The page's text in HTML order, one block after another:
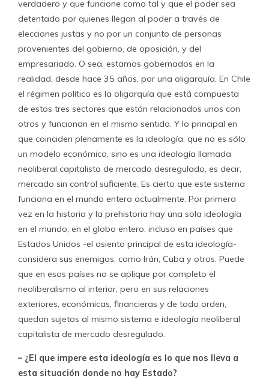
verdadero y que funcione como tal y que el poder sea
detentado por quienes llegan al poder a través de
elecciones justas y no por un conjunto de personas
provenientes del gobierno, de oposición, y del
empresariado. O sea, estamos gobernados en la
realidad, desde hace 35 años, por una oligarquía. En Chile
el régimen político es la oligarquía que está compuesta
de estos tres sectores que están relacionados unos con
otros y funcionan en el mismo sentido. Y lo principal en
que coinciden plenamente es la ideología, que no es sólo
un modelo económico, sino es una ideología llamada
neoliberal capitalista de mercado desregulado, es decir,
mercado sin control suficiente. Es cierto que este sistema
funciona en el mundo entero actualmente. Por primera
vez en la historia y la prehistoria hay una sola ideología
en el mundo, en el globo entero, incluso en países que
Estados Unidos -el asiento principal de esta ideología-
considera sus enemigos, como Irán, Cuba y otros. Puede
que en esos países no se aplique por completo el
neoliberalismo al interior, pero en sus relaciones
exteriores, económicas, financieras y de todo orden,
quedan sujetos al mismo sistema e ideología neoliberal
capitalista de mercado desregulado.
– ¿El que impere esta ideología es lo que nos lleva a
esta situación donde no hay Estado?